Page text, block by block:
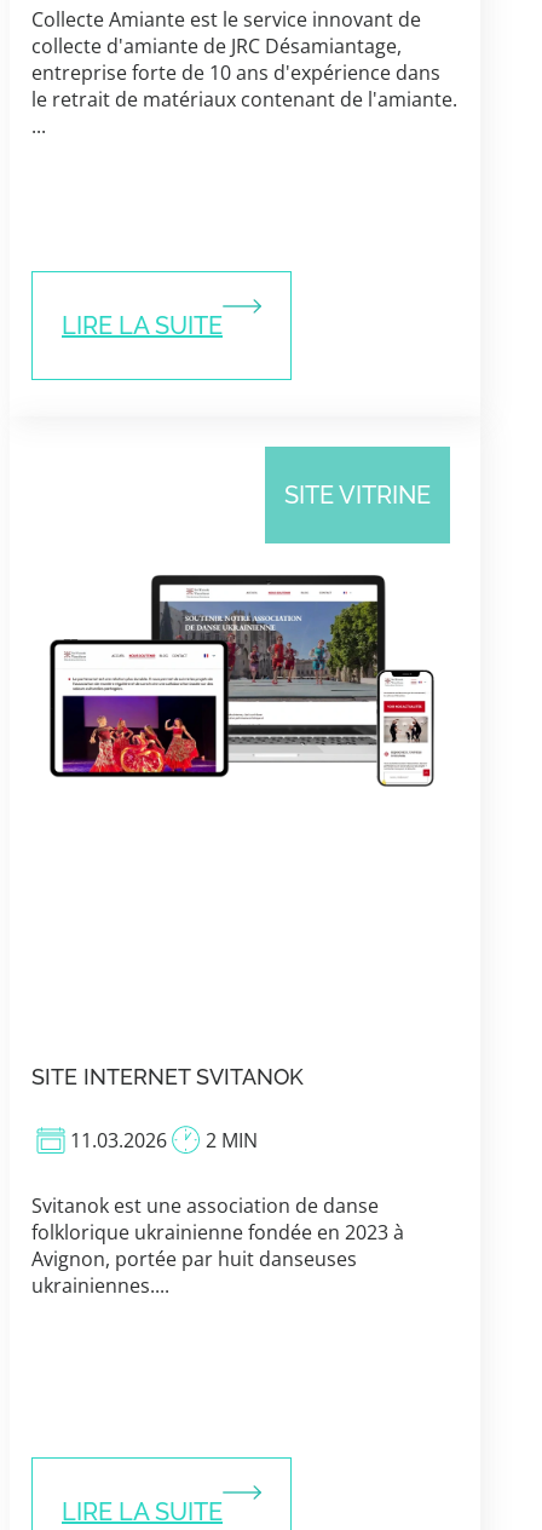
Collecte Amiante est le service innovant de
collecte d'amiante de JRC Désamiantage,
entreprise forte de 10 ans d'expérience dans
le retrait de matériaux contenant de l'amiante.
...
LIRE LA SUITE
SITE VITRINE
SITE INTERNET SVITANOK
11.03.2026 2 MIN
Svitanok est une association de danse
folklorique ukrainienne fondée en 2023 à
Avignon, portée par huit danseuses
ukrainiennes....
LIRE LA SUITE